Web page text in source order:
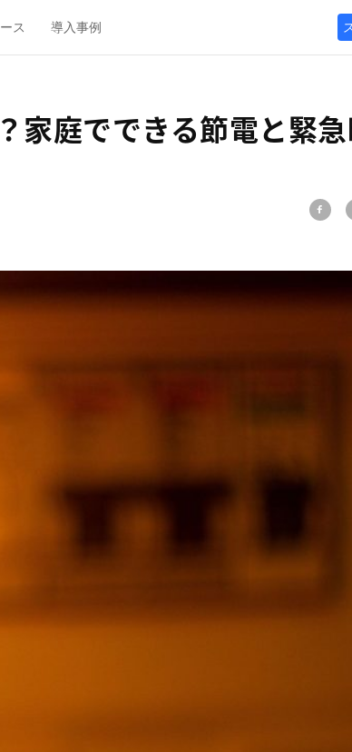
ス 導入事例
家庭でできる節電と緊